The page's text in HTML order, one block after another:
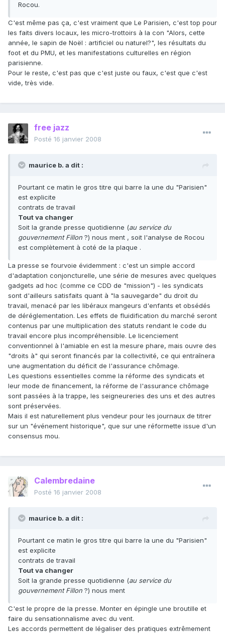
Rocou.
C'est même pas ça, c'est vraiment que Le Parisien, c'est top pour
les faits divers locaux, les micro-trottoirs à la con "Alors, cette
année, le sapin de Noël : artificiel ou naturel?", les résultats du
foot et du PMU, et les manifestations culturelles en région
parisienne.
Pour le reste, c'est pas que c'est juste ou faux, c'est que c'est
vide, très vide.
free jazz
Posté 16 janvier 2008
maurice b. a dit :
Pourtant ce matin le gros titre qui barre la une du "Parisien"
est explicite
contrats de travail
Tout va changer
Soit la grande presse quotidienne (au service du
gouvernement Fillon ?) nous ment , soit l'analyse de Rocou
est complètement à coté de la plaque .
La presse se fourvoie évidemment : c'est un simple accord
d'adaptation conjoncturelle, une série de mesures avec quelques
gadgets ad hoc (comme ce CDD de "mission") - les syndicats
sont d'ailleurs satisfaits quant à "la sauvegarde" du droit du
travail, menacé par les libéraux mangeurs d'enfants et obsédés
de déréglementation. Les effets de fluidification du marché seront
contenus par une multiplication des statuts rendant le code du
travail encore plus incompréhensible. Le licenciement
conventionnel à l'amiable en est la mesure phare, mais ouvre des
"droits à" qui seront financés par la collectivité, ce qui entraînera
une augmentation du déficit de l'assurance chômage.
Les questions essentielles comme la réforme des syndicats et
leur mode de financement, la réforme de l'assurance chômage
sont passées à la trappe, les seigneureries des uns et des autres
sont préservées.
Mais il est naturellement plus vendeur pour les journaux de titrer
sur un "événement historique", que sur une réformette issue d'un
consensus mou.
Calembredaine
Posté 16 janvier 2008
maurice b. a dit :
Pourtant ce matin le gros titre qui barre la une du "Parisien"
est explicite
contrats de travail
Tout va changer
Soit la grande presse quotidienne (au service du
gouvernement Fillon ?) nous ment
C'est le propre de la presse. Monter en épingle une broutille et
faire du sensationnalisme avec du vent.
Les accords permettent de légaliser des pratiques extrêmement